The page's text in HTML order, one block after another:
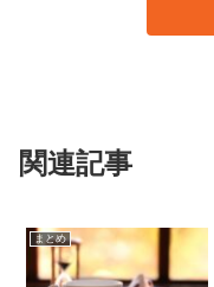
関連記事
まとめ